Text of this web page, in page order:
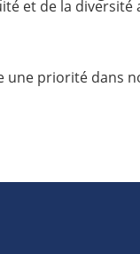
et de la diversité
une priorité dans